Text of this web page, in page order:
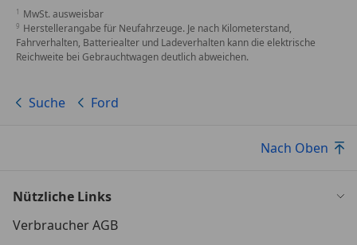
MwSt. ausweisbar
Herstellerangabe für Neufahrzeuge. Je nach Kilometerstand,
Fahrverhalten, Batteriealter und Ladeverhalten kann die elektrische
Reichweite bei Gebrauchtwagen deutlich abweichen.
Suche Ford
Nach Oben
Nützliche Links
Verbraucher AGB